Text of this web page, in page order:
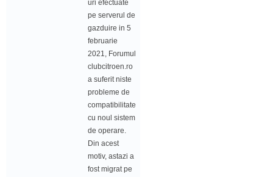
uri efectuate
pe serverul de
gazduire in 5
februarie
2021, Forumul
clubcitroen.ro
a suferit niste
probleme de
compatibilitate
cu noul sistem
de operare.
Din acest
motiv, astazi a
fost migrat pe